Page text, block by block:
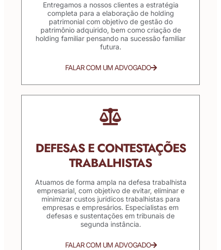
Entregamos a nossos clientes a estratégia
completa para a elaboração de holding
patrimonial com objetivo de gestão do
patrimônio adquirido, bem como criação de
holding familiar pensando na sucessão familiar
futura.
FALAR COM UM ADVOGADO
DEFESAS E CONTESTAÇÕES
TRABALHISTAS
Atuamos de forma ampla na defesa trabalhista
empresarial, com objetivo de evitar, eliminar e
minimizar custos jurídicos trabalhistas para
empresas e empresários. Especialistas em
defesas e sustentações em tribunais de
segunda instância.
FALAR COM UM ADVOGADO